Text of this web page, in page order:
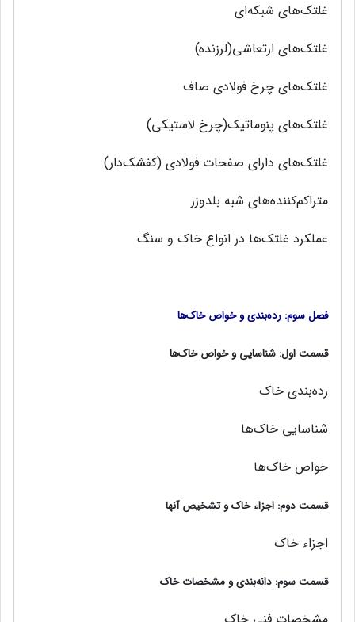
غلتک‌های شبکه‌ای
غلتک‌های ارتعاشی(لرزنده)
غلتک‌های چرخ فولادی صاف
غلتک‌های پنوماتیک(چرخ لاستیکی)
غلتك‌هاي داراي صفحات فولادي (كفشك‌دار)
متراكم‌كننده‌هاي شبه بلدوزر
عملكرد غلتك‌ها در انواع خاك و سنگ
فصل سوم: رده‌بندی و خواص خاک‌ها
قسمت اول: شناسایی و خواص خاک‌ها
رده‌بندی خاک
شناسایی خاک‌ها
خواص خاک‌ها
قسمت دوم: اجزاء خاک و تشخیص آنها
اجزاء خاك
قسمت سوم: دانه‌بندی و مشخصات خاک